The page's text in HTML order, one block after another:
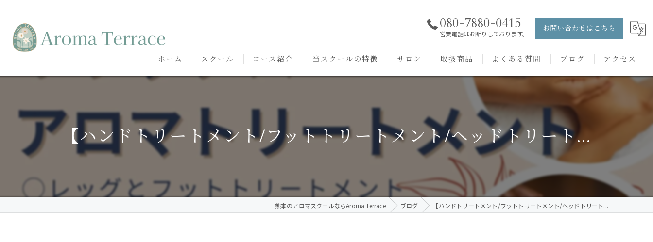
080-7880-0415
営業電話はお断りしております。
お問い合わせはこちら
ホーム スクール
代表挨拶
卒講生の声
コース紹介
アロマ・インストラクターコース
KACセラピスト
クリニークアロマ リンパドレナージュコース
当スクールの特徴
セルフメディケーション
オイル
サロン
術後・病後ケアメニュー
施術事例
取扱商品
PRANAROM
健草医学舎
バッチフラワーレメディ
よくある質問 ブログ アクセス
【ハンドトリートメント/フットトリートメント/ヘッドトリート...
熊本のアロマスクールならAroma Terrace ブログ 【ハンドトリートメント/フットトリートメント/ヘッドトリート...